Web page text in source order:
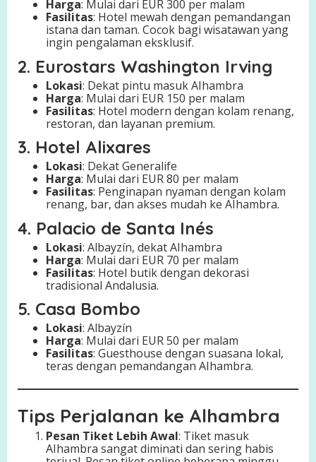
Harga: Mulai dari EUR 300 per malam
Fasilitas: Hotel mewah dengan pemandangan
istana dan taman. Cocok bagi wisatawan yang
ingin pengalaman eksklusif.
2. Eurostars Washington Irving
Lokasi: Dekat pintu masuk AIhambra
Harga: Mulai dari EUR 150 per malam
Fasilitas: Hotel modern dengan kolam renang,
restoran, dan layanan premium.
3. Hotel Alixares
Lokasi: Dekat Generalife
Harga: Mulai dari EUR 80 per malam
Fasilitas: Penginapan nyaman dengan kolam
renang, bar, dan akses mudah ke AIhambra.
4. Palacio de Santa Inés
Lokasi: Albayzín, dekat AIhambra
Harga: Mulai dari EUR 70 per malam
Fasilitas: Hotel butik dengan dekorasi
tradisional Andalusia.
5. Casa Bombo
Lokasi: Albayzín
Harga: Mulai dari EUR 50 per malam
Fasilitas: Guesthouse dengan suasana lokal,
teras dengan pemandangan AIhambra.
Tips Perjalanan ke Alhambra
Pesan Tiket Lebih Awal: Tiket masuk
AIhambra sangat diminati dan sering habis